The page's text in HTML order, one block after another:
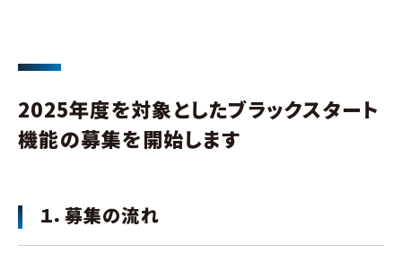
2025年度を対象としたブラックスタート
機能の募集を開始します
１．募集の流れ